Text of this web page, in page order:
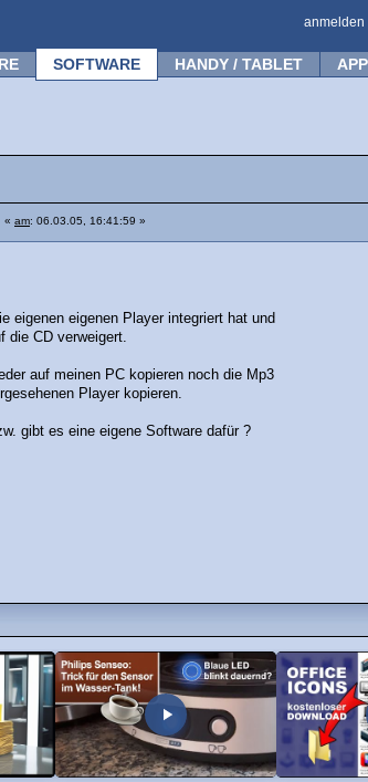
anmelden
SOFTWARE HANDY / TABLET
« am: 06.03.05, 16:41:59 »
eigenen eigenen Player integriert hat und
die CD verweigert.
auf meinen PC kopieren noch die Mp3
Player kopieren.
gibt es eine eigene Software dafür ?